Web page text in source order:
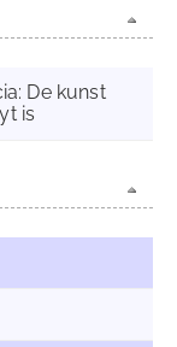
De kunst
is